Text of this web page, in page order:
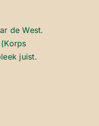
de West.
juist.